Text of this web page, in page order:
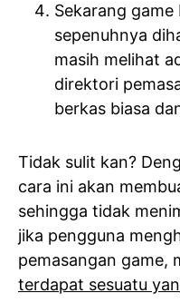
Sekarang
sepenuhnya
masih melihat
direktori
berkas biasa
Tidak sulit kan?
cara ini akan
sehingga tidak
jika pengguna
pemasangan game,
terdapat sesuatu